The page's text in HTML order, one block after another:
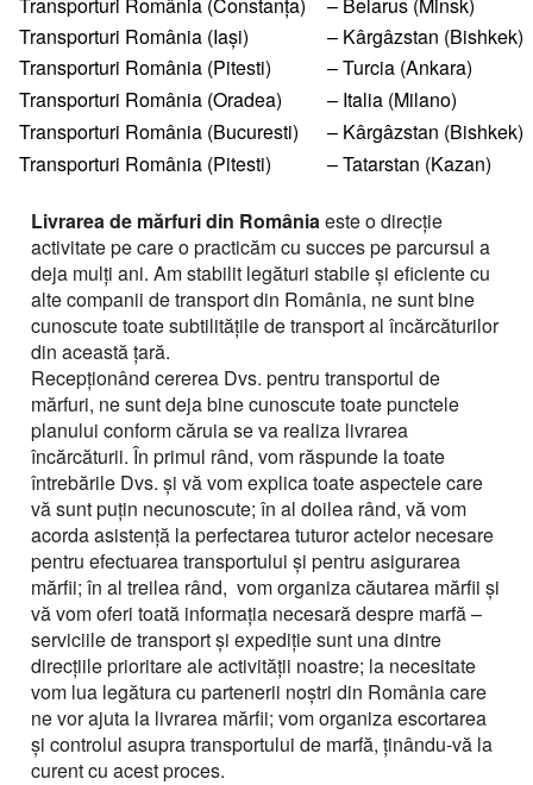
de
Transporturi cu megatrailere cu prelată, capacitate 105
Platformă cu prelată UMBO, capacitatea 100 mc
Autotren pentru transportarea autoturismelor
Transport pentru mărfuri cu gabarit depăşit
Semiremorcă metalică, caroserie izotermică capacitatea
90 mс
Transportul cu containerele – containere 20 ft, 40 ft
Transporturi de mărfuri periculoase ADR
Transporturi de mărfuri mixte de la 200 kg
Грузовые авиа перевозки
Зерновозы, перевозка зерна
Автоперевозки спецтехники
Перевозки и доставка контейнеров
Размеры контейнеров
Стоимость морских перевозок
Перевозки морем по странам
Перевозим грузы по морю
Международные ж.д грузоперевозки
Типы ж.д. вагонов и контейнеров
Направления Ж.Д. перевозок
Стоимость перевозок ж.д вагонами
Доставка сборных грузов
Посылки и мелкие грузы
Стоимость перевозки посылок
Доставка посылки из и в Европу
Посылки из Азии, и USA
Транспорт для доставки посылок
Все типы грузов
Авто грузы
Грузы для морских перевозок.
Грузы для Ж.Д. перевозок
Грузы для авиа перевозок
Adăugați un transport
Все типы транспорта
Авто транспорт
Морской транспорт
Авиа транспорт
Volumul încărcăturii
Persoana de contact
Numar de contact
E-mail
Prin depunerea unei cereri, sunteți de acord cu
prelucrarea datelor cu caracter personal.
Transporturi România (Iaşi)
– Kârgâzstan (Bishkek)
Transporturi România (Pitesti)
– Turcia (Ankara)
Transporturi România (Oradea)
– Italia (Milano)
Transporturi România (Bucuresti)
– Kârgâzstan (Bishkek)
Transporturi România (Pitesti)
– Tatarstan (Kazan)
Livrarea de mărfuri din Româniaeste o direcţie
activitate pe care o practicăm cu succes pe parcursul a
deja mulţi ani. Am stabilit legături stabile şi eficiente cu
alte companii de transport din România, ne sunt bine
cunoscute toate subtilităţile de transport al încărcăturilor
din această ţară.
Recepţionând cererea Dvs. pentru transportul de
mărfuri, ne sunt deja bine cunoscute toate punctele
planului conform căruia se va realiza livrarea
încărcăturii. În primul rând, vom răspunde la toate
întrebările Dvs. şi vă vom explica toate aspectele care
vă sunt puţin necunoscute; în al doilea rând, vă vom
acorda asistenţă la perfectarea tuturor actelor necesare
pentru efectuarea transportului şi pentru asigurarea
mărfii; în al treilea rând, vom organiza căutarea mărfii şi
vă vom oferi toată informaţia necesară despre marfă –
serviciile de transport şi expediţie sunt una dintre
direcţiile prioritare ale activităţii noastre; la necesitate
vom lua legătura cu partenerii noştri din România care
ne vor ajuta la livrarea mărfii; vom organiza escortarea
şi controlul asupra transportului de marfă, ţinându-vă la
curent cu acest proces.
Numar de contact
E-mail
Prin depunerea unei cereri, sunteți de acord cu
prelucrarea datelor cu caracter personal.
Persoana de contact
Numar de contact
Prin depunerea unei cereri, sunteți de acord cu
prelucrarea datelor cu caracter personal.